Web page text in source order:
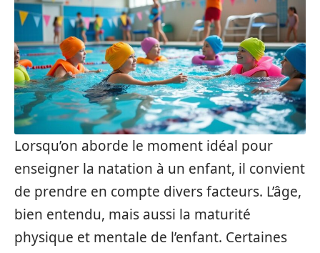
Lorsqu’on aborde le moment idéal pour
enseigner la natation à un enfant, il convient
de prendre en compte divers facteurs. L’âge,
bien entendu, mais aussi la maturité
physique et mentale de l’enfant. Certaines